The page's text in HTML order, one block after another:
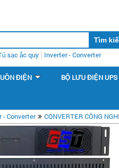
sạc ắc quy Inverter - Converter
ĐIỆN BỘ LƯU ĐIỆN UPS
- Converter CONVERTER CÔNG